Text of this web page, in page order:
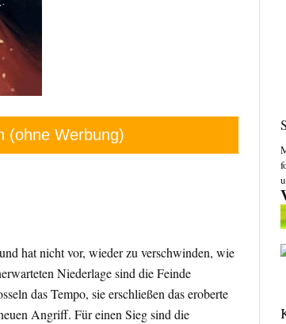
(ohne Werbung)
hat nicht vor, wieder zu verschwinden, wie
Niederlage sind die Feinde
das Tempo, sie erschließen das eroberte
Angriff. Für einen Sieg sind die